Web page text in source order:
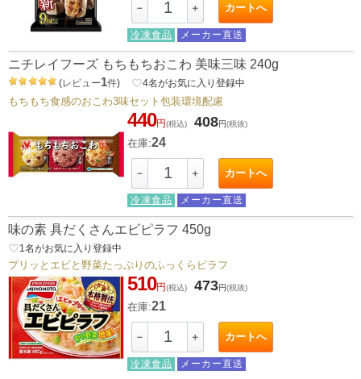
－ ＋ カートへ
冷凍食品 メーカー直送
ニチレイフーズ もちもちおこわ 美味三味 240g
(レビュー1件) favorite_border4名がお気に入り登録中
もちもち食感のおこわ3味セット包装環境配慮
440円(税込) 408円(税抜)
在庫:24
－ ＋ カートへ
冷凍食品 メーカー直送
味の素 具だくさんエビピラフ 450g
favorite_border1 名がお気に入り登録中
プリッとエビと野菜たっぷりのふっくらピラフ
510円(税込) 473円(税抜)
在庫:21
－ ＋ カートへ
冷凍食品 メーカー直送